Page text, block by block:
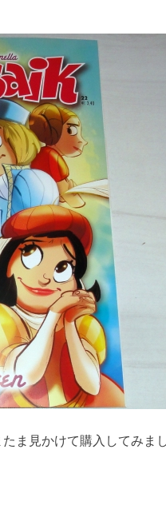
ま見かけて購入してみまし